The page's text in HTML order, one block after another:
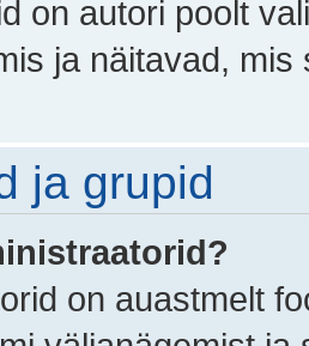
on autori poolt
ja näitavad, mis
ja grupid
on auastmelt